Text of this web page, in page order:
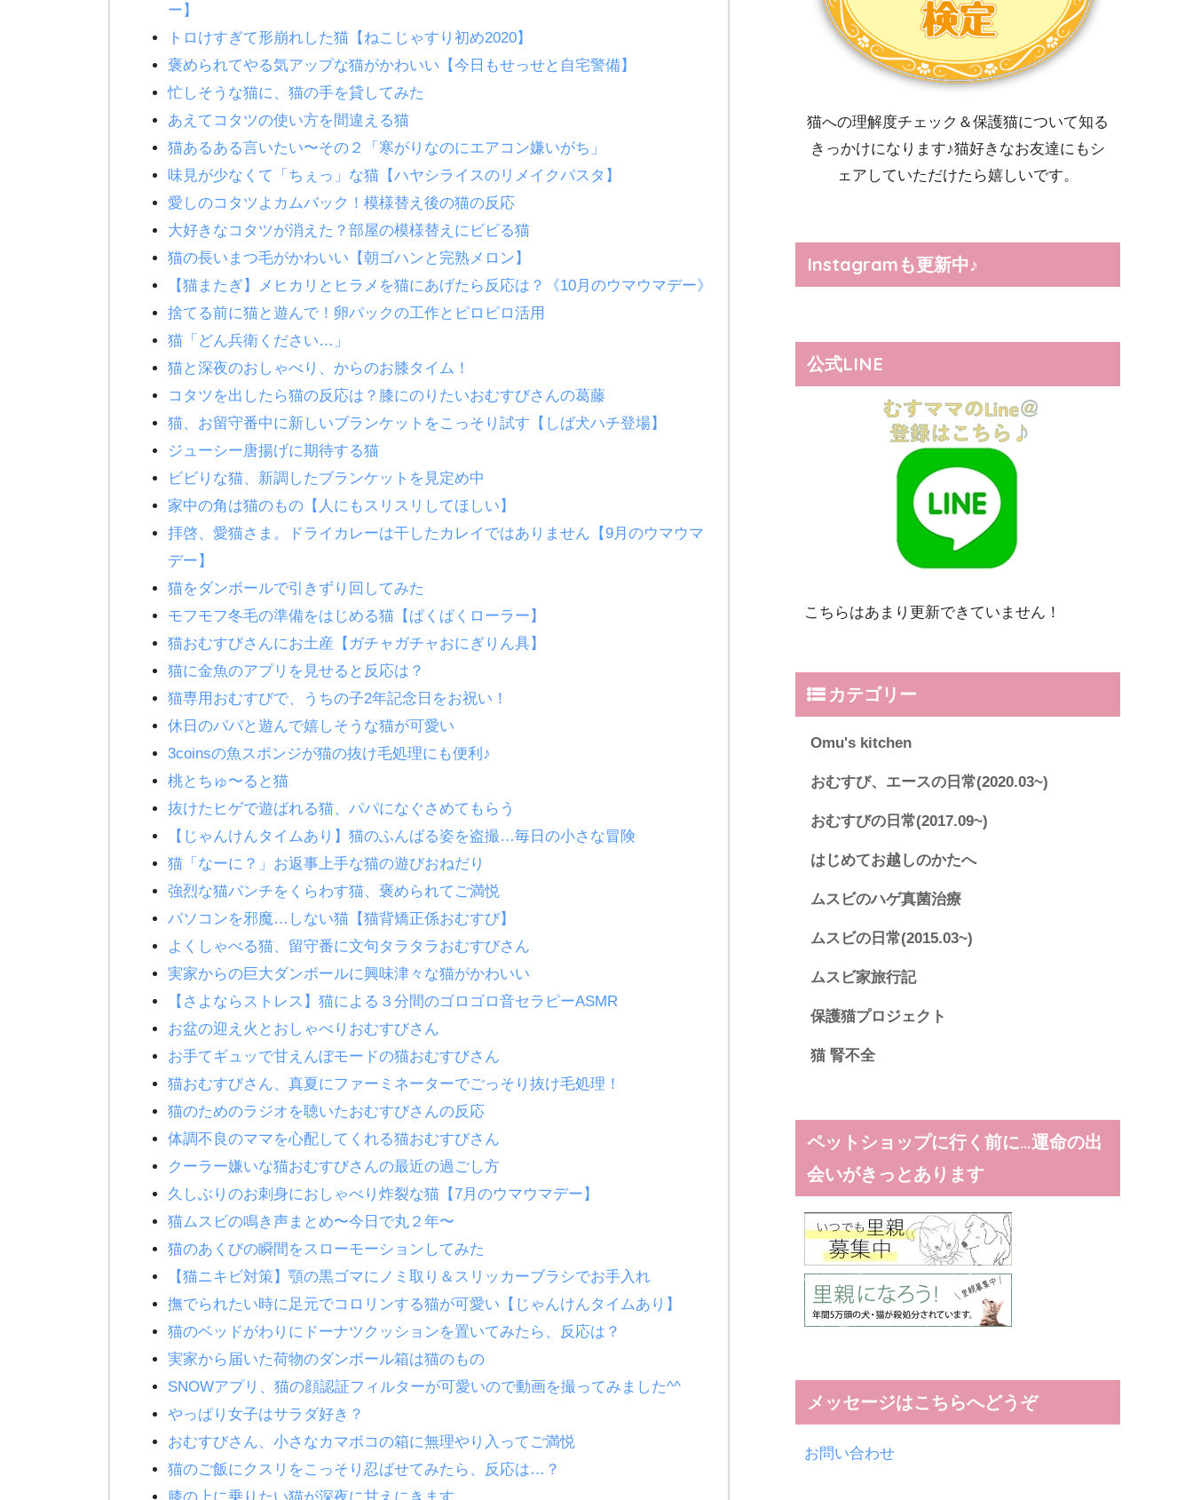
ー】
トロけすぎて形崩れした猫【ねこじゃすり初め2020】
褒められてやる気アップな猫がかわいい【今日もせっせと自宅警備】
忙しそうな猫に、猫の手を貸してみた
あえてコタツの使い方を間違える猫
猫あるある言いたい〜その２「寒がりなのにエアコン嫌いがち」
味見が少なくて「ちぇっ」な猫【ハヤシライスのリメイクパスタ】
愛しのコタツよカムバック！模様替え後の猫の反応
大好きなコタツが消えた？部屋の模様替えにビビる猫
猫の長いまつ毛がかわいい【朝ゴハンと完熟メロン】
【猫またぎ】メヒカリとヒラメを猫にあげたら反応は？《10月のウマウマデー》
捨てる前に猫と遊んで！卵パックの工作とピロピロ活用
猫「どん兵衛ください…」
猫と深夜のおしゃべり、からのお膝タイム！
コタツを出したら猫の反応は？膝にのりたいおむすびさんの葛藤
猫、お留守番中に新しいブランケットをこっそり試す【しば犬ハチ登場】
ジューシー唐揚げに期待する猫
ビビりな猫、新調したブランケットを見定め中
家中の角は猫のもの【人にもスリスリしてほしい】
拝啓、愛猫さま。ドライカレーは干したカレイではありません【9月のウマウマ
デー】
猫をダンボールで引きずり回してみた
モフモフ冬毛の準備をはじめる猫【ぱくぱくローラー】
猫おむすびさんにお土産【ガチャガチャおにぎりん具】
猫に金魚のアプリを見せると反応は？
猫専用おむすびで、うちの子2年記念日をお祝い！
休日のパパと遊んで嬉しそうな猫が可愛い
3coinsの魚スポンジが猫の抜け毛処理にも便利♪
桃とちゅ〜ると猫
抜けたヒゲで遊ばれる猫、パパになぐさめてもらう
【じゃんけんタイムあり】猫のふんばる姿を盗撮…毎日の小さな冒険
猫「なーに？」お返事上手な猫の遊びおねだり
強烈な猫パンチをくらわす猫、褒められてご満悦
パソコンを邪魔…しない猫【猫背矯正係おむすび】
よくしゃべる猫、留守番に文句タラタラおむすびさん
実家からの巨大ダンボールに興味津々な猫がかわいい
【さよならストレス】猫による３分間のゴロゴロ音セラピーASMR
お盆の迎え火とおしゃべりおむすびさん
お手てギュッで甘えんぼモードの猫おむすびさん
猫おむすびさん、真夏にファーミネーターでごっそり抜け毛処理！
猫のためのラジオを聴いたおむすびさんの反応
体調不良のママを心配してくれる猫おむすびさん
クーラー嫌いな猫おむすびさんの最近の過ごし方
久しぶりのお刺身におしゃべり炸裂な猫【7月のウマウマデー】
猫ムスビの鳴き声まとめ〜今日で丸２年〜
猫のあくびの瞬間をスローモーションしてみた
【猫ニキビ対策】顎の黒ゴマにノミ取り＆スリッカーブラシでお手入れ
撫でられたい時に足元でコロリンする猫が可愛い【じゃんけんタイムあり】
猫のベッドがわりにドーナツクッションを置いてみたら、反応は？
実家から届いた荷物のダンボール箱は猫のもの
SNOWアプリ、猫の顔認証フィルターが可愛いので動画を撮ってみました^^
やっぱり女子はサラダ好き？
おむすびさん、小さなカマボコの箱に無理やり入ってご満悦
猫のご飯にクスリをこっそり忍ばせてみたら、反応は…？
猫への理解度チェック＆保護猫について知る
きっかけになります♪猫好きなお友達にもシ
ェアしていただけたら嬉しいです。
Instagramも更新中♪
公式LINE
こちらはあまり更新できていません！
カテゴリー
Omu's kitchen
おむすび、エースの日常(2020.03~)
おむすびの日常(2017.09~)
はじめてお越しのかたへ
ムスビのハゲ真菌治療
ムスビの日常(2015.03~)
ムスビ家旅行記
保護猫プロジェクト
猫 腎不全
ペットショップに行く前に…運命の出
会いがきっとあります
メッセージはこちらへどうぞ
お問い合わせ